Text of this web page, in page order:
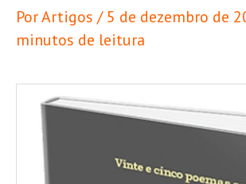
PorArtigos /5 de dezembro de
minutos de leitura